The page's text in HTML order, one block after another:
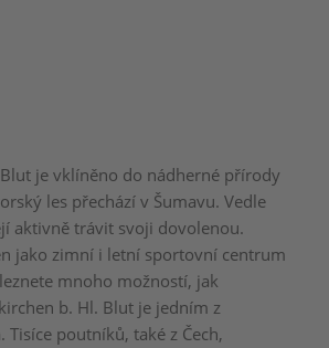
je vklíněno do nádherné přírody
les přechází v Šumavu. Vedle
aktivně trávit svoji dovolenou.
jako zimní i letní sportovní centrum
mnoho možností, jak
b. Hl. Blut je jedním z
poutníků, také z Čech,